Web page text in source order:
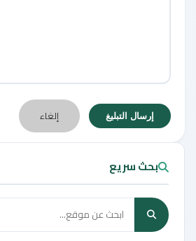
إرسال التبليغ إلغاء
بحث سريع